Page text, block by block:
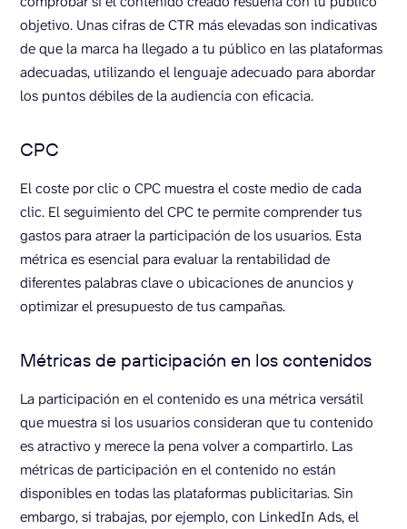
objetivo. Unas cifras de CTR más elevadas son indicativas
de que la marca ha llegado a tu público en las plataformas
adecuadas, utilizando el lenguaje adecuado para abordar
los puntos débiles de la audiencia con eficacia.
CPC
El coste por clic o CPC muestra el coste medio de cada
clic. El seguimiento del CPC te permite comprender tus
gastos para atraer la participación de los usuarios. Esta
métrica es esencial para evaluar la rentabilidad de
diferentes palabras clave o ubicaciones de anuncios y
optimizar el presupuesto de tus campañas.
Métricas de participación en los contenidos
La participación en el contenido es una métrica versátil
que muestra si los usuarios consideran que tu contenido
es atractivo y merece la pena volver a compartirlo. Las
métricas de participación en el contenido no están
disponibles en todas las plataformas publicitarias. Sin
embargo, si trabajas, por ejemplo, con LinkedIn Ads, el